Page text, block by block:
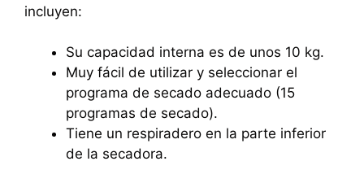
incluyen:
Su capacidad interna es de unos 10 kg.
Muy fácil de utilizar y seleccionar el
programa de secado adecuado (15
programas de secado).
Tiene un respiradero en la parte inferior
de la secadora.